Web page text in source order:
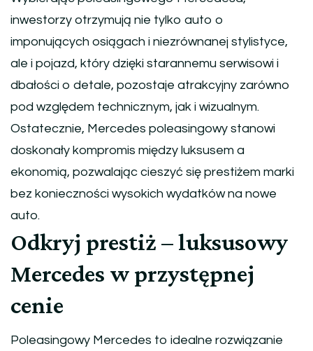
inwestorzy otrzymują nie tylko auto o
imponujących osiągach i niezrównanej stylistyce,
ale i pojazd, który dzięki starannemu serwisowi i
dbałości o detale, pozostaje atrakcyjny zarówno
pod względem technicznym, jak i wizualnym.
Ostatecznie, Mercedes poleasingowy stanowi
doskonały kompromis między luksusem a
ekonomią, pozwalając cieszyć się prestiżem marki
bez konieczności wysokich wydatków na nowe
auto.
Odkryj prestiż – luksusowy
Mercedes w przystępnej
cenie
Poleasingowy Mercedes to idealne rozwiązanie